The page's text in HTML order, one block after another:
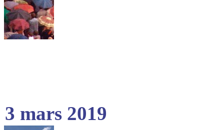
3 mars 2019